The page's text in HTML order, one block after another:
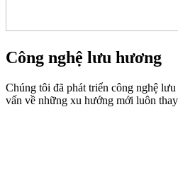
Công nghệ lưu hương
Chúng tôi đã phát triển công nghệ
vấn về những xu hướng mới luôn